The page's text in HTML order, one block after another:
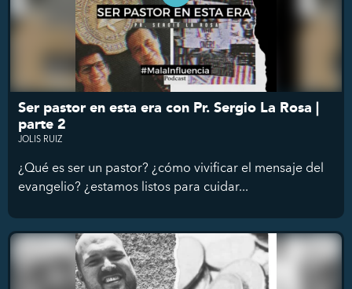
Ser pastor en esta era con Pr. Sergio La Rosa |
parte 2
JOLIS RUIZ
¿Qué es ser un pastor? ¿cómo vivificar el mensaje del
evangelio? ¿estamos listos para cuidar...